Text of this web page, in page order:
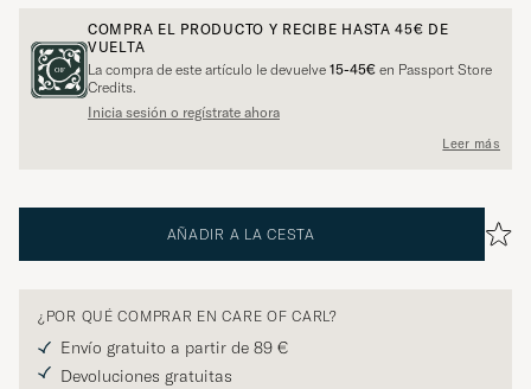
COMPRA EL PRODUCTO Y RECIBE HASTA45€ DE
VUELTA
La compra de este artículo le devuelve 15-45€ en Passport Store
Credits.
Inicia sesión o regístrate ahora
Leer más
AÑADIR A LA CESTA
¿POR QUÉ COMPRAR EN CARE OF CARL?
Envío gratuito a partir de 89 €
Devoluciones gratuitas